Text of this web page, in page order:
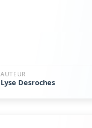
AUTEUR
Lyse Desroches